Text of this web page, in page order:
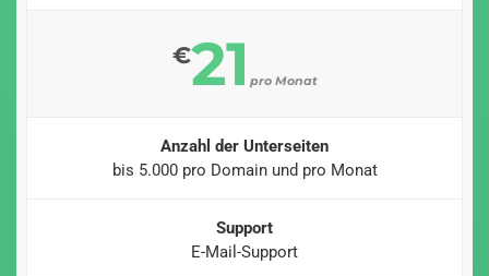
€21 pro Monat
Anzahl der Unterseiten
bis 5.000 pro Domain und pro Monat
Support
E-Mail-Support